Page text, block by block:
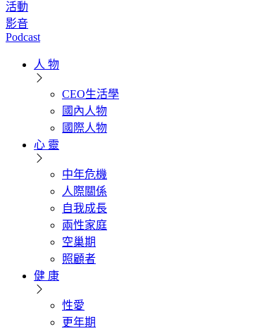
活動
影音
Podcast
人 物
CEO生活學
國內人物
國際人物
心 靈
中年危機
人際關係
自我成長
兩性家庭
空巢期
照顧者
健 康
性愛
更年期